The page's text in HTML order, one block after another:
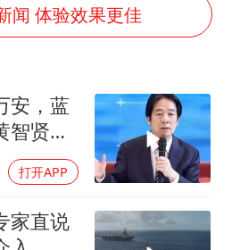
娜娜窦靖童好搭
疆阿勒泰八月能滑雪”不实
日本试射“战斧”导弹，国防部回应
彦斌韩磊 谁帮谁
基础开新局
闻 体验效果更佳
安，蓝
智贤不
打开APP
家直说